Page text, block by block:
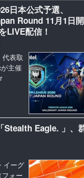
日本公式予選、
Round 11月1日開
LIVE配信！
表取
主催
Stealth Eagle. 」、
イーグ
ォー